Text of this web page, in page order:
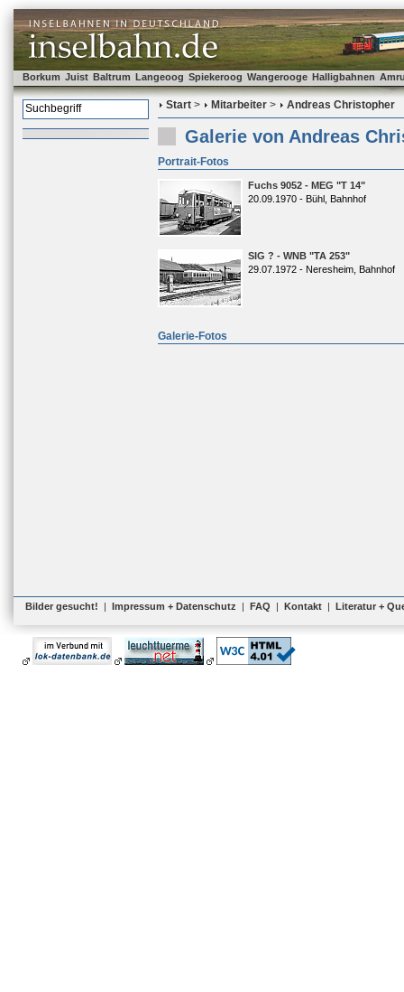
Borkum Juist Baltrum Langeoog Spiekeroog Wangerooge Halligbahnen
Start > Mitarbeiter > Andreas Christopher
Galerie von Andreas
Portrait-Fotos
Fuchs 9052 - MEG "T 14"
20.09.1970 - Bühl, Bahnhof
SIG ? - WNB "TA 253"
29.07.1972 - Neresheim, Bahnhof
Galerie-Fotos
Bilder gesucht! | Impressum + Datenschutz | FAQ | Kontakt | Literatur +